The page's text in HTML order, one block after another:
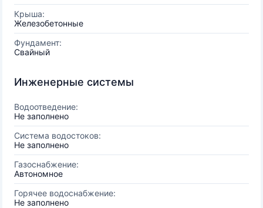
Крыша:
Железобетонные
Фундамент:
Свайный
Инженерные системы
Водоотведение:
Не заполнено
Система водостоков:
Не заполнено
Газоснабжение:
Автономное
Горячее водоснабжение:
Не заполнено